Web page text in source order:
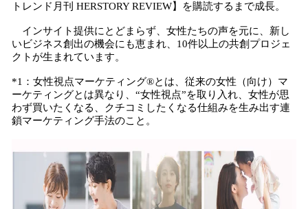
トレンド⽉刊 HERSTORY REVIEW】を購読するまで成⻑。
インサイト提供にとどまらず、⼥性たちの声を元に、新し
いビジネス創出の機会にも恵まれ、10件以上の共創プロジェ
クトが⽣まれています。
*1：⼥性視点マーケティング®とは、従来の⼥性（向け）マ
ーケティングとは異なり、“⼥性視点”を取り⼊れ、⼥性が思
わず買いたくなる、クチコミしたくなる仕組みを⽣み出す連
鎖マーケティング⼿法のこと。